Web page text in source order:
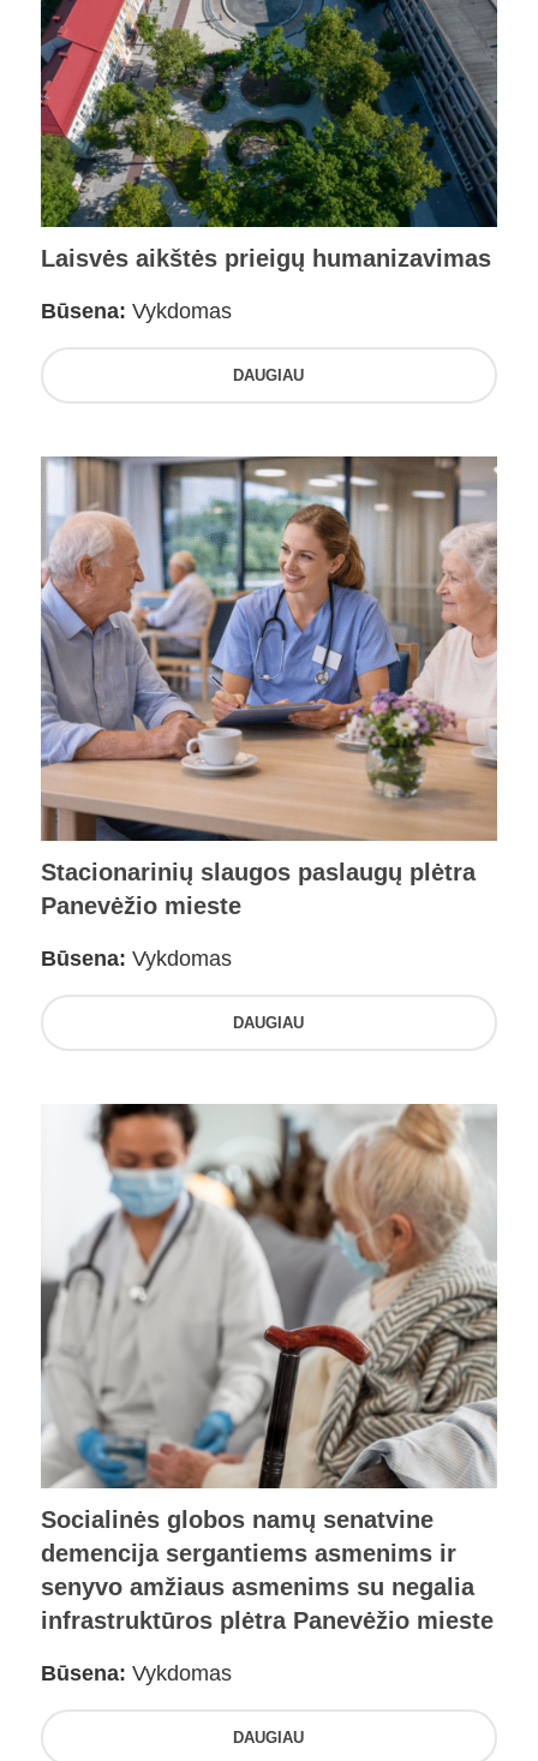
Laisvės aikštės prieigų humanizavimas
Būsena: Vykdomas
DAUGIAU
Stacionarinių slaugos paslaugų plėtra
Panevėžio mieste
Būsena: Vykdomas
DAUGIAU
Socialinės globos namų senatvine
demencija sergantiems asmenims ir
senyvo amžiaus asmenims su negalia
infrastruktūros plėtra Panevėžio mieste
Būsena: Vykdomas
DAUGIAU